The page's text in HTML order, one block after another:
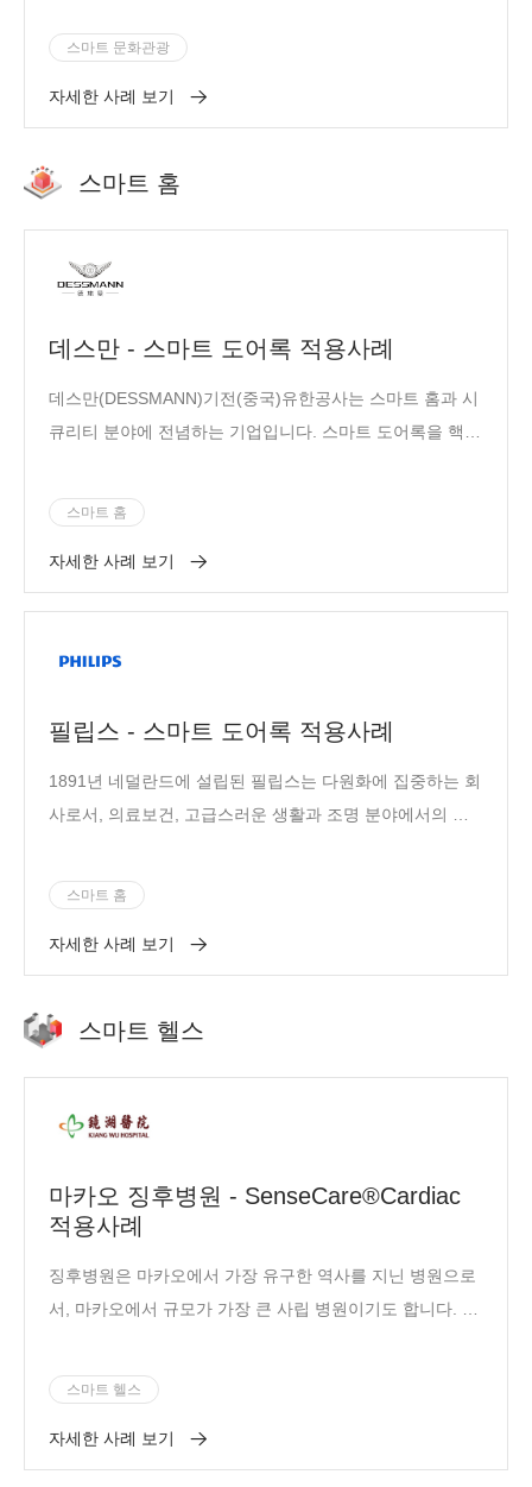
스마트 문화관광
자세한 사례 보기
스마트 홈
데스만 - 스마트 도어록 적용사례
데스만(DESSMANN)기전(중국)유한공사는 스마트 홈과 시
큐리티 분야에 전념하는 기업입니다. 스마트 도어록을 핵심
마트 외시경, 스마트 카메라, 스마트 팔찌, 스마트 금고 등을
포함합니다. 현재 회사가 내놓은 제품 시리즈로는 데스만과
샤오디 2대 제품 시리즈가 있습니다.
스마트 홈
자세한 사례 보기
필립스 - 스마트 도어록 적용사례
1891년 네덜란드에 설립된 필립스는 다원화에 집중하는 회
사로서, 의료보건, 고급스러운 생활과 조명 분야에서의 의
세계적으로도 최대인 전자 브랜드 중 하나입니다.
스마트 홈
자세한 사례 보기
스마트 헬스
마카오 징후병원 - SenseCare®️Cardiac
적용사례
징후병원은 마카오에서 가장 유구한 역사를 지닌 병원으로
서, 마카오에서 규모가 가장 큰 사립 병원이기도 합니다. 이
구하고 가난한 자를 돕는다라는 취지를 받들고 마카오 시민
의 건강을 위해 봉사한다는 마음으로 백 년이라는 시간을
거쳐 상당한 규모의 종합 병원으로 발전하였으며, 마카오
지역의 중요한 의료 서비스 제공자로 자리매김하였습니다.
스마트 헬스
자세한 사례 보기